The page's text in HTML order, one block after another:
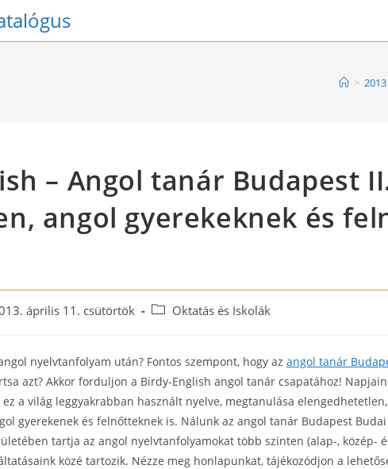
> 2013
– Angol tanár Budapest
angol gyerekeknek és
április 11. csütörtök
Post Oktatás és Iskolák
nyelvtanfolyam után? Fontos szempont, hogy az angol tanár
azt? Akkor forduljon a Birdy-English angol tanár csapatához!
a világ leggyakrabban használt nyelve, megtanulása
gyerekenek és felnőtteknek is. Nálunk az angol tanár Budapest
tartja az angol nyelvtanfolyamokat több szinten (alap-, közép-
közé tartozik. Nézze meg honlapunkat, tájékozódjon a